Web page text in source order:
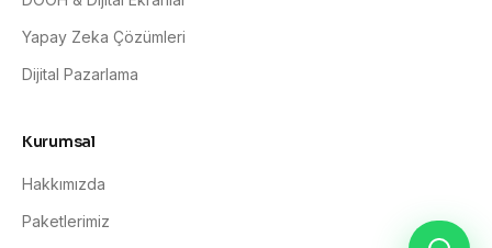
Yapay Zeka Çözümleri
Dijital Pazarlama
Kurumsal
Hakkımızda
Paketlerimiz